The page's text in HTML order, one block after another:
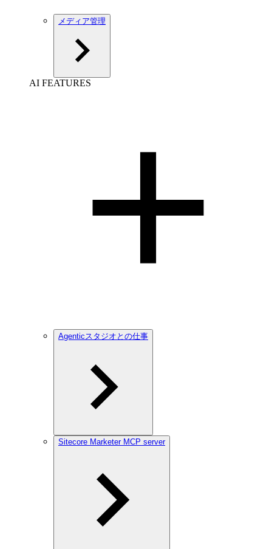
メディア管理
AI FEATURES
Agenticスタジオとの仕事
Sitecore Marketer MCP server